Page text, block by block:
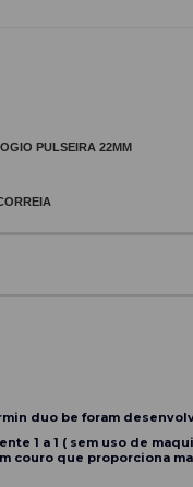
PULSEIRA 22MM
duo be foram
1 a 1 ( sem uso de
couro que proporciona